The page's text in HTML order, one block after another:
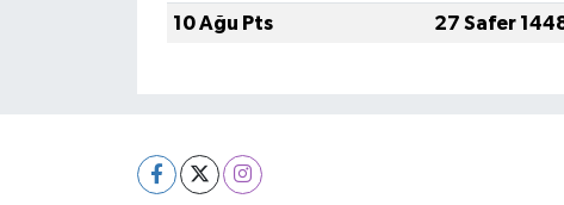
10 Ağu Pts
27 Safer